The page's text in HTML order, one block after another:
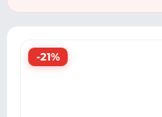
-21%